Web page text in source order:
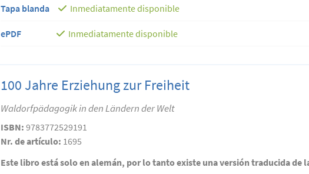
Tapa blanda Inmediatamente disponible
ePDF Inmediatamente disponible
100 Jahre Erziehung zur Freiheit
Waldorfpädagogik in den Ländern der Welt
ISBN: 9783772529191
Nr. de artículo: 1695
Este libro está solo en alemán, por lo tanto existe una versión traducida de